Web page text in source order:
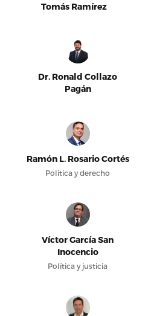
Tomás Ramírez
Dr. Ronald Collazo
Pagán
Ramón L. Rosario Cortés
Política y derecho
Víctor García San
Inocencio
Política y justicia